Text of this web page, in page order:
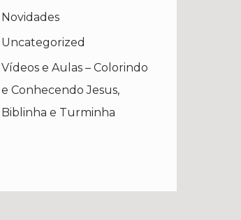
Novidades
Uncategorized
Vídeos e Aulas – Colorindo
e Conhecendo Jesus,
Biblinha e Turminha